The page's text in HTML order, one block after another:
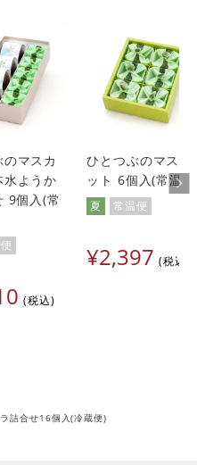
マスカ
水ようか
9個入(常
税込
ひとつぶのマスカ
ット 6個入(常温
夏 常温便
¥2,397 税込
詰合せ16個入(冷蔵便)